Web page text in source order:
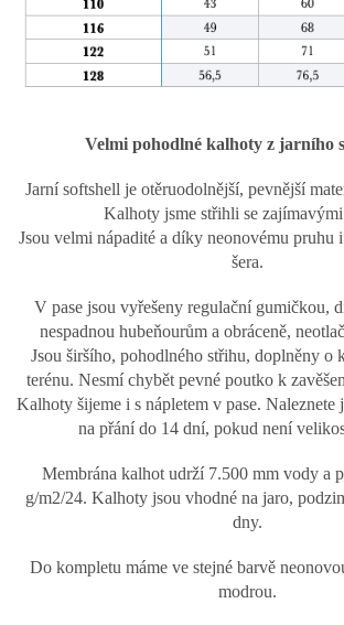
Velmi pohodlné kalhoty z jarního
Jarní softshell je otěruodolnější, pevnější
Kalhoty jsme střihli se
Jsou velmi nápadité a díky neonovému pruhu
šera.
V pase jsou vyřešeny regulační gumičkou,
nespadnou hubeňourům a obráceně,
Jsou širšího, pohodlného střihu, doplněny o
terénu. Nesmí chybět pevné poutko k
Kalhoty šijeme i s nápletem v pase. Naleznete
na přání do 14 dní, pokud není
Membrána kalhot udrží 7.500 mm vody a
g/m2/24. Kalhoty jsou vhodné na jaro,
dny.
Do kompletu máme ve stejné barvě
modrou.